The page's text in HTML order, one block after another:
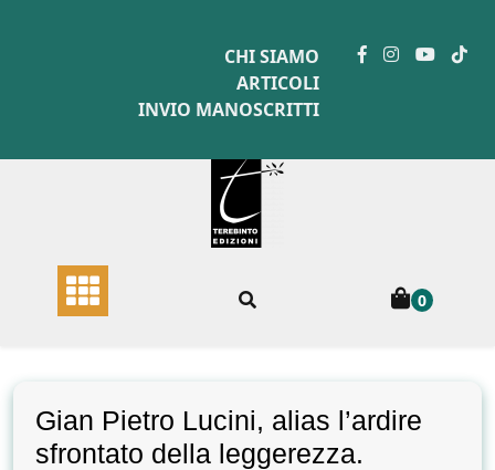
CHI SIAMO
ARTICOLI
INVIO MANOSCRITTI
0
Gian Pietro Lucini, alias l’ardire
sfrontato della leggerezza.